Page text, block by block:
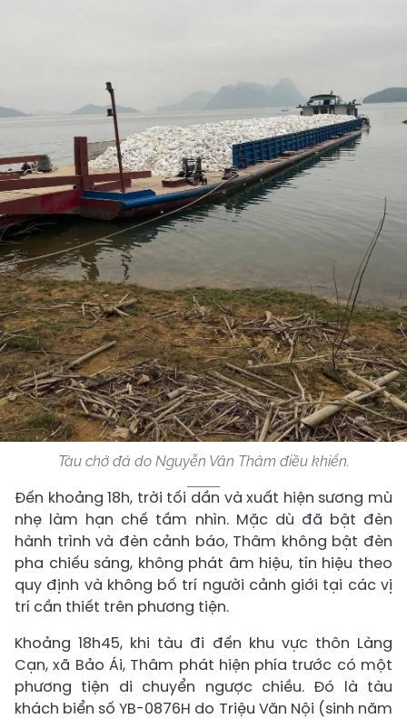
Tàu chở đá do Nguyễn Vân Thâm điều khiển.
Đến khoảng 18h, trời tối dần và xuất hiện sương mù
nhẹ làm hạn chế tầm nhìn. Mặc dù đã bật đèn
hành trình và đèn cảnh báo, Thâm không bật đèn
pha chiếu sáng, không phát âm hiệu, tín hiệu theo
quy định và không bố trí người cảnh giới tại các vị
trí cần thiết trên phương tiện.
Khoảng 18h45, khi tàu đi đến khu vực thôn Làng
Cạn, xã Bảo Ái, Thâm phát hiện phía trước có một
phương tiện di chuyển ngược chiều. Đó là tàu
khách biển số YB-0876H do Triệu Văn Nội (sinh năm